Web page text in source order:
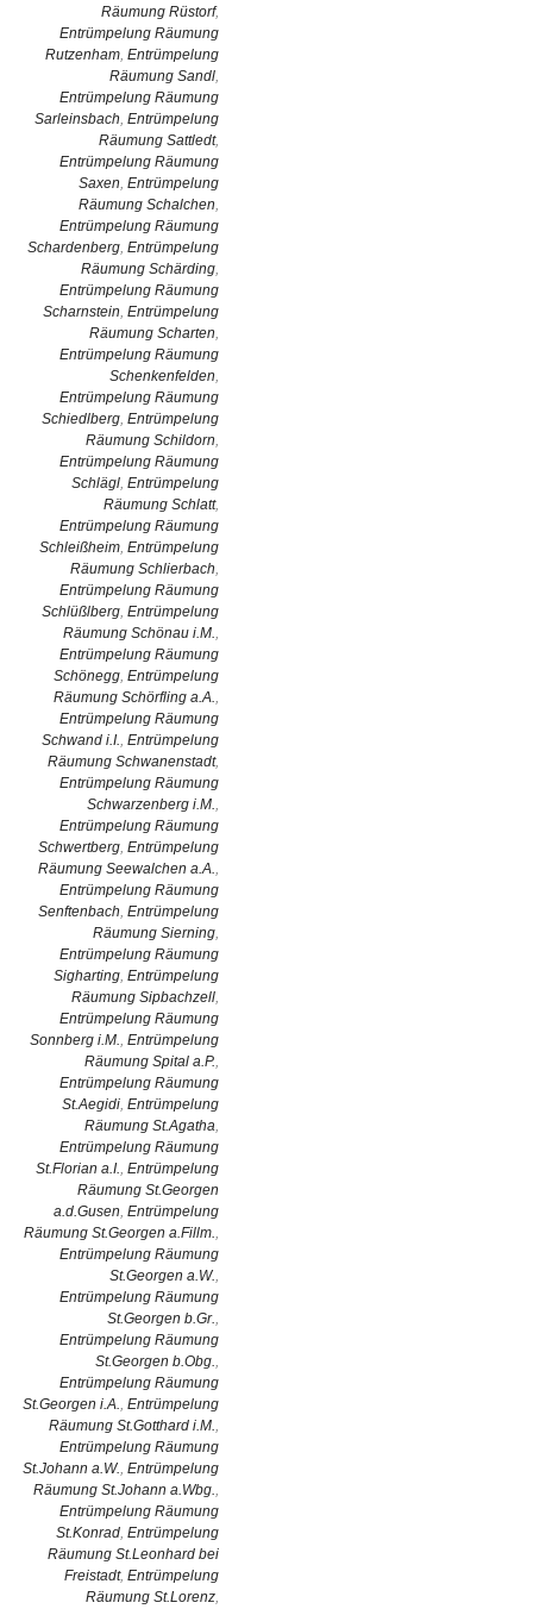
Räumung Rüstorf,
Entrümpelung Räumung
Rutzenham, Entrümpelung
Räumung Sandl,
Entrümpelung Räumung
Sarleinsbach, Entrümpelung
Räumung Sattledt,
Entrümpelung Räumung
Saxen, Entrümpelung
Räumung Schalchen,
Entrümpelung Räumung
Schardenberg, Entrümpelung
Räumung Schärding,
Entrümpelung Räumung
Scharnstein, Entrümpelung
Räumung Scharten,
Entrümpelung Räumung
Schenkenfelden,
Entrümpelung Räumung
Schiedlberg, Entrümpelung
Räumung Schildorn,
Entrümpelung Räumung
Schlägl, Entrümpelung
Räumung Schlatt,
Entrümpelung Räumung
Schleißheim, Entrümpelung
Räumung Schlierbach,
Entrümpelung Räumung
Schlüßlberg, Entrümpelung
Räumung Schönau i.M.,
Entrümpelung Räumung
Schönegg, Entrümpelung
Räumung Schörfling a.A.,
Entrümpelung Räumung
Schwand i.I., Entrümpelung
Räumung Schwanenstadt,
Entrümpelung Räumung
Schwarzenberg i.M.,
Entrümpelung Räumung
Schwertberg, Entrümpelung
Räumung Seewalchen a.A.,
Entrümpelung Räumung
Senftenbach, Entrümpelung
Räumung Sierning,
Entrümpelung Räumung
Sigharting, Entrümpelung
Räumung Sipbachzell,
Entrümpelung Räumung
Sonnberg i.M., Entrümpelung
Räumung Spital a.P.,
Entrümpelung Räumung
St.Aegidi, Entrümpelung
Räumung St.Agatha,
Entrümpelung Räumung
St.Florian a.I., Entrümpelung
Räumung St.Georgen
a.d.Gusen, Entrümpelung
Räumung St.Georgen a.Fillm.,
Entrümpelung Räumung
St.Georgen a.W.,
Entrümpelung Räumung
St.Georgen b.Gr.,
Entrümpelung Räumung
St.Georgen b.Obg.,
Entrümpelung Räumung
St.Georgen i.A., Entrümpelung
Räumung St.Gotthard i.M.,
Entrümpelung Räumung
St.Johann a.W., Entrümpelung
Räumung St.Johann a.Wbg.,
Entrümpelung Räumung
St.Konrad, Entrümpelung
Räumung St.Leonhard bei
Freistadt, Entrümpelung
Räumung St.Lorenz,